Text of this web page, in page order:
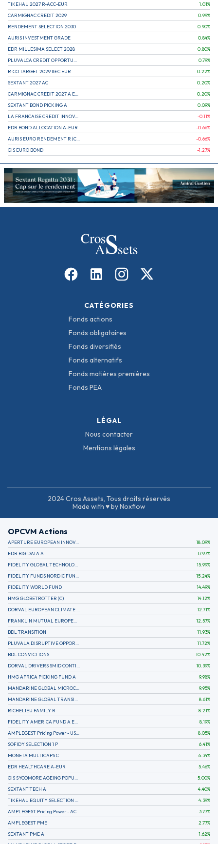
TIKEHAU 2027 R-ACC-EUR
1.01%
CARMIGNAC CREDIT 2029
0.99%
RENDEMENT SELECTION 2030
0.90%
AURIS INVESTMENT GRADE
0.84%
EDR MILLESIMA SELECT 2028
0.80%
0.79%
R-CO TARGET 2029 IG C EUR
0.22%
SEXTANT 2027 AC
0.20%
0.20%
SEXTANT BOND PICKING A
0.09%
LA FRANCAISE CREDIT INNOVATION
-0.11%
EDR BOND ALLOCATION A-EUR
-0.66%
-0.66%
GIS EURO BOND
-1.27%
CATÉGORIES
Fonds actions
Fonds obligataires
Fonds diversifiés
Fonds alternatifs
Fonds matières premières
Fonds PEA
LÉGAL
Nous contacter
Mentions légales
2024 Cros Assets, Tous droits réservés
Made with ♥ by Noxflow
OPCVM Actions
APERTURE EUROPEAN INNOVATION 18.09%
EDR BIG DATA A
17.97%
15.99%
15.24%
FIDELITY WORLD FUND
14.49%
HMG GLOBETROTTER (C)
14.12%
12.71%
12.57%
BDL TRANSITION
11.93%
11.72%
BDL CONVICTIONS
10.42%
10.39%
HMG AFRICA PICKING FUND A
9.98%
9.95%
8.61%
RICHELIEU FAMILY R
8.21%
8.19%
8.05%
SOFIDY SELECTION 1 P
6.41%
MONETA MULTICAPS C
6.34%
EDR HEALTHCARE A-EUR
5.46%
5.00%
SEXTANT TECH A
4.40%
4.39%
AMPLEGEST Pricing Power - AC
3.77%
AMPLEGEST PME
2.77%
SEXTANT PME A
1.62%